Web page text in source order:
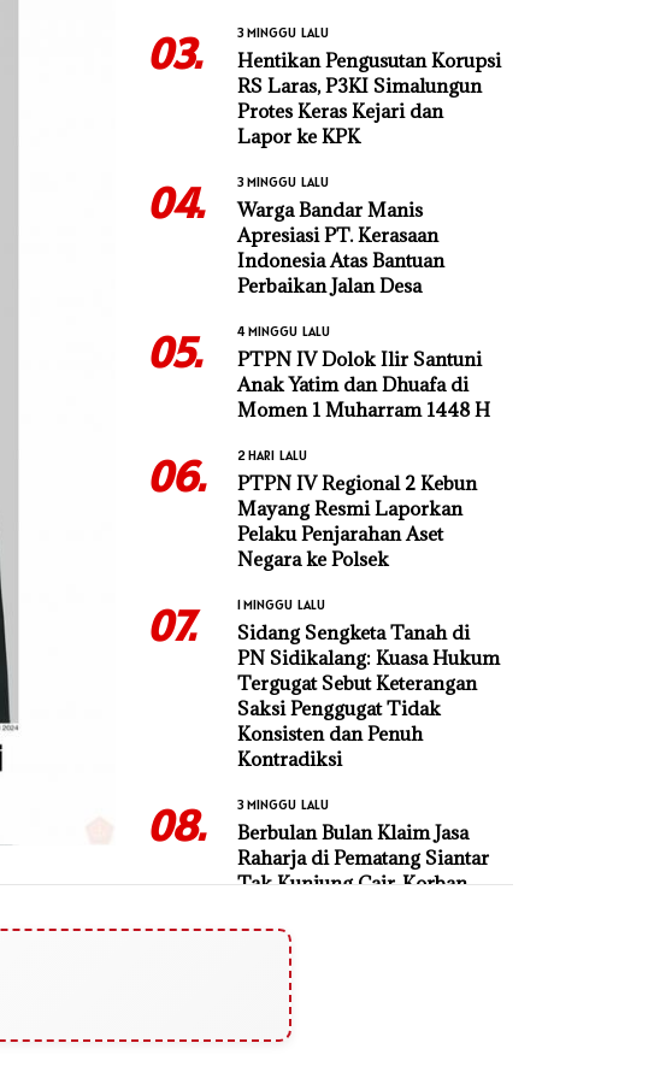
03. 3 MINGGU LALU
Hentikan Pengusutan Korupsi
RS Laras, P3KI Simalungun
Protes Keras Kejari dan
Lapor ke KPK
04. 3 MINGGU LALU
Warga Bandar Manis
Apresiasi PT. Kerasaan
Indonesia Atas Bantuan
Perbaikan Jalan Desa
05. 4 MINGGU LALU
PTPN IV Dolok Ilir Santuni
Anak Yatim dan Dhuafa di
Momen 1 Muharram 1448 H
06. 2 HARI LALU
PTPN IV Regional 2 Kebun
Mayang Resmi Laporkan
Pelaku Penjarahan Aset
Negara ke Polsek
07. 1 MINGGU LALU
Sidang Sengketa Tanah di
PN Sidikalang: Kuasa Hukum
Tergugat Sebut Keterangan
Saksi Penggugat Tidak
Konsisten dan Penuh
Kontradiksi
08. 3 MINGGU LALU
Berbulan Bulan Klaim Jasa
Raharja di Pematang Siantar
Tak Kunjung Cair, Korban
1 MINGGU LALU
Diduga Serobot Hutan
Lindung, PT Tun Sewindu
Dilaporkan ke DLHK Sumut